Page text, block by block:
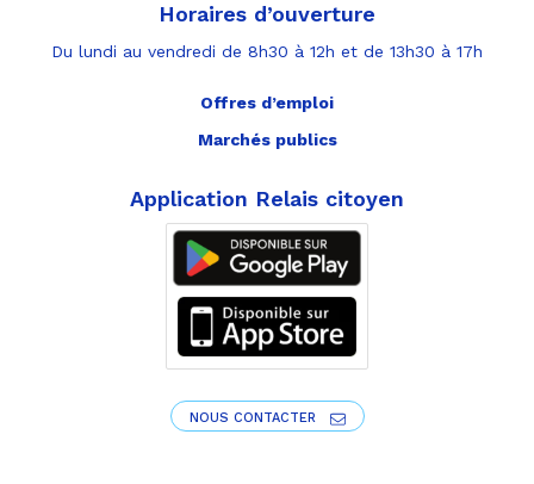
Horaires d’ouverture
Du lundi au vendredi de 8h30 à 12h et de 13h30 à 17h
Offres d’emploi
Marchés publics
Application Relais citoyen
NOUS CONTACTER